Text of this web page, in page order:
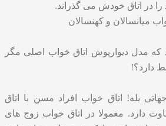
را در اتاق خودش می گذراند.
میانسالان و کهنسالان
که مدل دیوارپوش اتاق خواب اصلی مگر
دارد؟!
بله! اتاق خواب افراد مسن با اتاق
دارد. معمولا در اتاق خواب زوج های